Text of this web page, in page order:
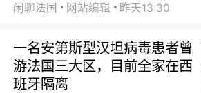
闲聊法国 网站编辑 昨天13:30
一名安第斯型汉坦病毒患者曾
游法国三大区，目前全家在西
班牙隔离